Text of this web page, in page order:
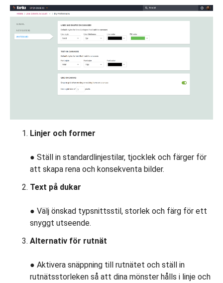
Linjer och former
● Ställ in standardlinjestilar, tjocklek och färger för
att skapa rena och konsekventa bilder.
Text på dukar
● Välj önskad typsnittsstil, storlek och färg för ett
snyggt utseende.
Alternativ för rutnät
● Aktivera snäppning till rutnätet och ställ in
rutnätsstorleken så att dina mönster hålls i linje och